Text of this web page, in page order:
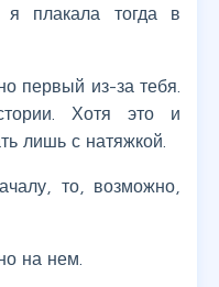
я плакала тогда в
первый из-за тебя.
Хотя это и
лишь с натяжкой.
то, возможно,
на нем.